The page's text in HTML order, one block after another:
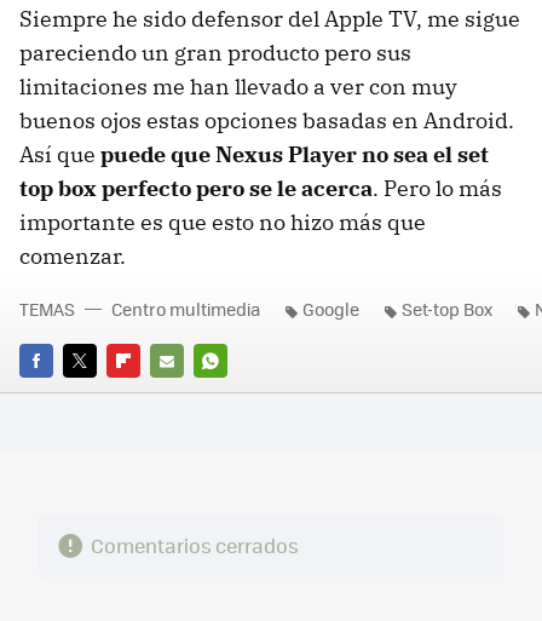
Siempre he sido defensor del Apple TV, me sigue
pareciendo un gran producto pero sus
limitaciones me han llevado a ver con muy
buenos ojos estas opciones basadas en Android.
Así que puede que Nexus Player no sea el set
top box perfecto pero se le acerca. Pero lo más
importante es que esto no hizo más que
comenzar.
FACEBOOK
TWITTERFLIPBOARD
E-
WHATSAPP
TEMAS Centro multimedia Google Set-top Box
Comentarios cerrados